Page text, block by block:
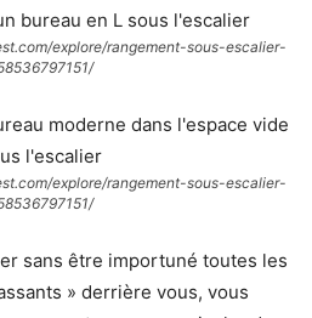
explore/rangement-sous-escalier-
explore/rangement-sous-escalier-
sans être importuné toutes les
» derrière vous, vous